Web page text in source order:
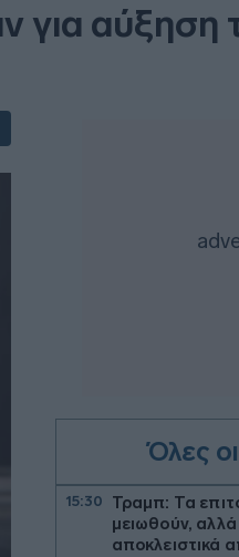
για αύξηση
Όλες
15:30
Τραμπ: Τα
μειωθούν,
αποκλειστικά